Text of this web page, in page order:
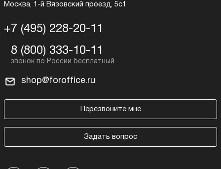
Москва, 1-й Вязовский проезд, 5с1
+7 (495) 228-20-11
8 (800) 333-10-11
shop@foroffice.ru
Перезвоните мне
Задать вопрос